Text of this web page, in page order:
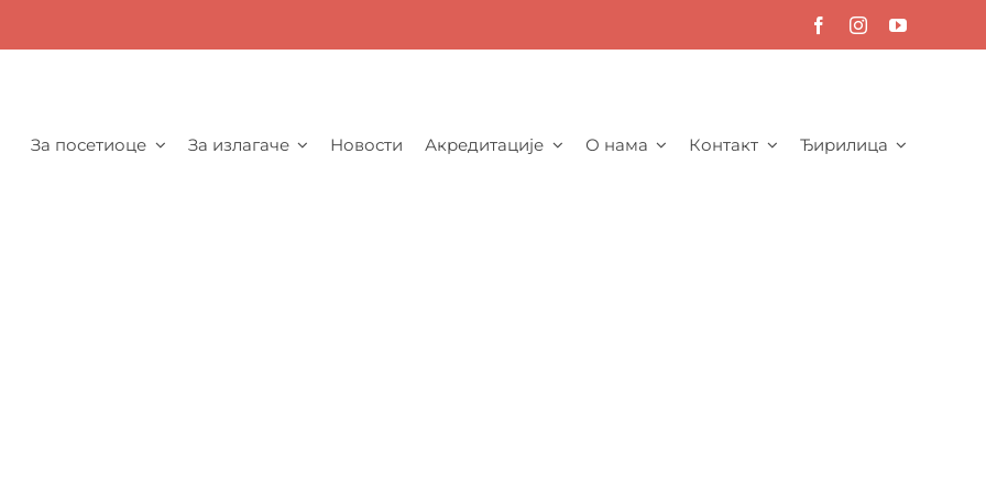
За посетиоце За излагаче Новости Акредитације О нама Контакт Ђирилица